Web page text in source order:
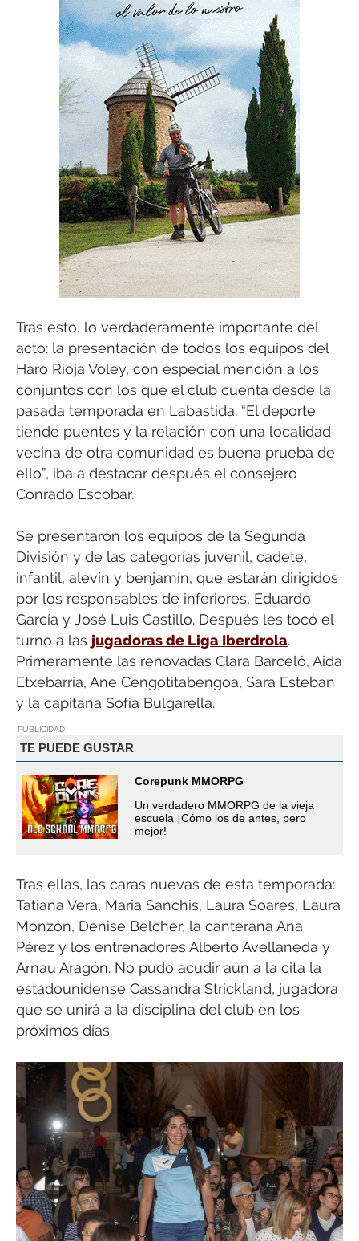
Tras esto, lo verdaderamente importante del
acto: la presentación de todos los equipos del
Haro Rioja Voley, con especial mención a los
conjuntos con los que el club cuenta desde la
pasada temporada en Labastida. “El deporte
tiende puentes y la relación con una localidad
vecina de otra comunidad es buena prueba de
ello”, iba a destacar después el consejero
Conrado Escobar.
Se presentaron los equipos de la Segunda
División y de las categorías juvenil, cadete,
infantil, alevín y benjamín, que estarán dirigidos
por los responsables de inferiores, Eduardo
García y José Luis Castillo. Después les tocó el
turno a las jugadoras de Liga Iberdrola.
Primeramente las renovadas Clara Barceló, Aida
Etxebarria, Ane Cengotitabengoa, Sara Esteban
y la capitana Sofía Bulgarella.
PUBLICIDAD
TE PUEDE GUSTAR
Corepunk MMORPG
Un verdadero MMORPG de la vieja
escuela ¡Cómo los de antes, pero
mejor!
Tras ellas, las caras nuevas de esta temporada:
Tatiana Vera, Maria Sanchis, Laura Soares, Laura
Monzón, Denise Belcher, la canterana Ana
Pérez y los entrenadores Alberto Avellaneda y
Arnau Aragón. No pudo acudir aún a la cita la
estadounidense Cassandra Strickland, jugadora
que se unirá a la disciplina del club en los
próximos días.